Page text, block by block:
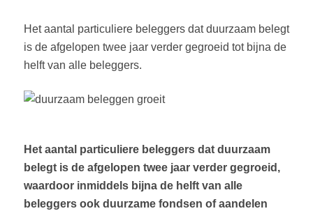
Het aantal particuliere beleggers dat duurzaam belegt
is de afgelopen twee jaar verder gegroeid tot bijna de
helft van alle beleggers.
Het aantal particuliere beleggers dat duurzaam
belegt is de afgelopen twee jaar verder gegroeid,
waardoor inmiddels bijna de helft van alle
beleggers ook duurzame fondsen of aandelen